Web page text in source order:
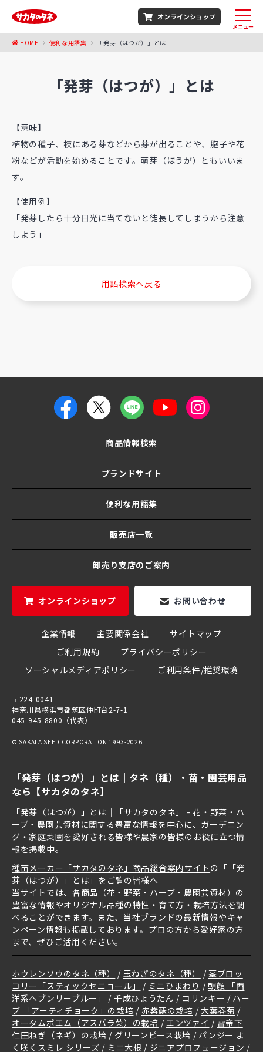
「発芽（はつが）」とは｜タネ（種）・苗・園芸用品
なら【サカタのタネ】
「発芽（はつが）」とは｜「サカタのタネ」 - 花・野菜・ハ
ーブ・農園芸資材に関する豊富な情報を中心に、ガーデニン
グ・家庭菜園を愛好される皆様や農家の皆様のお役に立つ情
報を掲載中。
種苗メーカー「サカタのタネ」商品総合案内サイト の「「発
芽（はつが）」とは」をご覧の皆様へ
当サイトでは、各商品（花・野菜・ハーブ・農園芸資材）の
豊富な情報やオリジナル品種の特性・育て方・栽培方法を調
べることができます。また、当社ブランドの最新情報やキャ
ンペーン情報も掲載しております。プロの方から愛好家の方
まで、ぜひご活用ください。
ホウレンソウのタネ（種） 玉ねぎのタネ（種）
茎ブロッ
コリー「スティックセニョール」
ミニひまわり
朝顔 「西
洋系ヘブンリーブルー」
千成ひょうたん コリンキー
ハー
ブ 「アーティチョーク」の栽培
赤紫蘇の栽培
大葉春菊
オータムポエム（アスパラ菜）の栽培
エンツァイ
雷帝下
仁田ねぎ（ネギ）の栽培
グリーンピース栽培
パンジー よ
く咲くスミレ シリーズ
ミニ大根 ジニアプロフュージョン
オンラインショップ
メニュー
HOME 便利な用語集 「発芽（はつが）」とは
「発芽（はつが）」とは
【意味】
植物の種子、枝にある芽などから芽が出ることや、胞子や花
粉などが活動を始めることです。萌芽（ほうが）ともいいま
す。
【使用例】
「発芽したら十分日光に当てないと徒長してしまうから注意
しよう」
用語検索へ戻る
商品情報検索
ブランドサイト
便利な用語集
販売店一覧
卸売り支店のご案内
オンラインショップ お問い合わせ
企業情報 主要関係会社
サイトマップ
ご利用規約
プライバシーポリシー
ソーシャルメディアポリシー
ご利用条件/推奨環境
〒224-0041
神奈川県横浜市都筑区仲町台2-7-1
045-945-8800（代表）
© SAKATA SEED CORPORATION 1993-2026